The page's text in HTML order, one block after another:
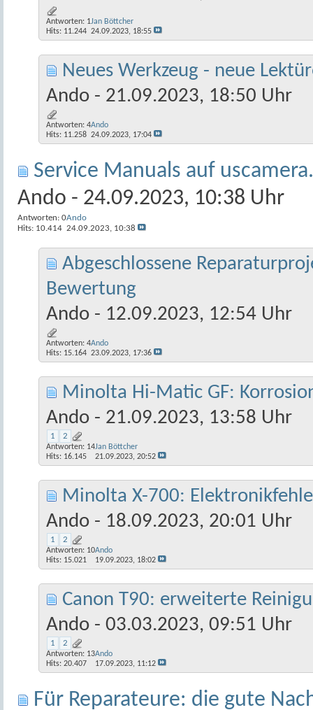
Antworten: 1
Hits: 11.244
Jan Böttcher
24.09.2023, 18:55
Neues Werkzeug - neue
Ando - 21.09.2023, 18:50 Uhr
Antworten: 4
Hits: 11.258
Ando
24.09.2023, 17:04
Service Manuals auf
Ando - 24.09.2023, 10:38 Uhr
Antworten: 0
Hits: 10.414
Ando
24.09.2023, 10:38
Abgeschlossene
Bewertung
Ando - 12.09.2023, 12:54 Uhr
Antworten: 4
Hits: 15.164
Ando
23.09.2023, 17:36
Minolta Hi-Matic GF:
Ando - 21.09.2023, 13:58 Uhr
1 2
Antworten: 14
Hits: 16.145
Jan Böttcher
21.09.2023, 20:52
Minolta X-700:
Ando - 18.09.2023, 20:01 Uhr
1 2
Antworten: 10
Hits: 15.021
Ando
19.09.2023, 18:02
Canon T90: erweiterte
Ando - 03.03.2023, 09:51 Uhr
1 2
Antworten: 13
Hits: 20.407
Ando
17.09.2023, 11:12
Für Reparateure: die gute